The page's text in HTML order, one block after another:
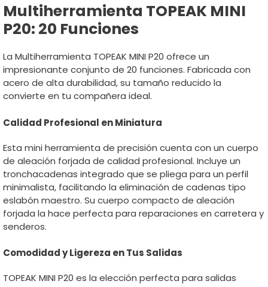
Multiherramienta TOPEAK MINI
P20: 20 Funciones
La Multiherramienta TOPEAK MINI P20 ofrece un
impresionante conjunto de 20 funciones. Fabricada con
acero de alta durabilidad, su tamaño reducido la
convierte en tu compañera ideal.
Calidad Profesional en Miniatura
Esta mini herramienta de precisión cuenta con un cuerpo
de aleación forjada de calidad profesional. Incluye un
tronchacadenas integrado que se pliega para un perfil
minimalista, facilitando la eliminación de cadenas tipo
eslabón maestro. Su cuerpo compacto de aleación
forjada la hace perfecta para reparaciones en carretera y
senderos.
Comodidad y Ligereza en Tus Salidas
TOPEAK MINI P20 es la elección perfecta para salidas